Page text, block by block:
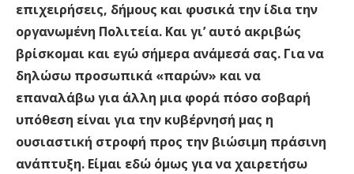
επιχειρήσεις, δήμους και φυσικά την ίδια την
οργανωμένη Πολιτεία. Και γι’ αυτό ακριβώς
βρίσκομαι και εγώ σήμερα ανάμεσά σας. Για να
δηλώσω προσωπικά «παρών» και να
επαναλάβω για άλλη μια φορά πόσο σοβαρή
υπόθεση είναι για την κυβέρνησή μας η
ουσιαστική στροφή προς την βιώσιμη πράσινη
ανάπτυξη. Είμαι εδώ όμως για να χαιρετήσω